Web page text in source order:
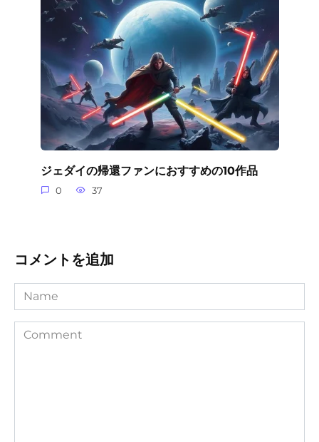
ジェダイの帰還ファンにおすすめの10作品
0 37
コメントを追加
Name
Comment